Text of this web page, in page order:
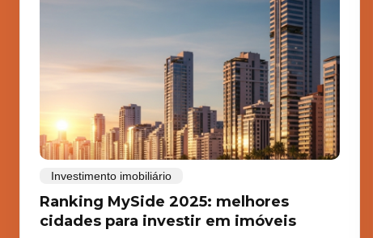
Investimento imobiliário
Ranking MySide 2025: melhores
cidades para investir em imóveis